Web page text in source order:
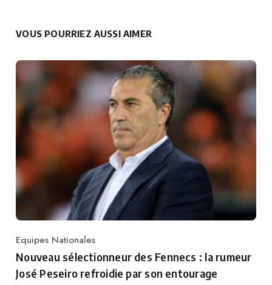
VOUS POURRIEZ AUSSI AIMER
Category
Equipes Nationales
Nouveau sélectionneur des Fennecs : la rumeur
José Peseiro refroidie par son entourage